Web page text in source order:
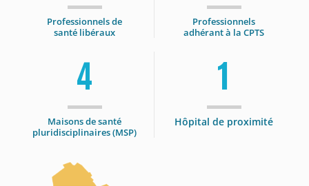
Professionnels de
santé libéraux
Professionnels
adhérant à la CPTS
4
Maisons de santé
pluridisciplinaires (MSP)
1
Hôpital de proximité